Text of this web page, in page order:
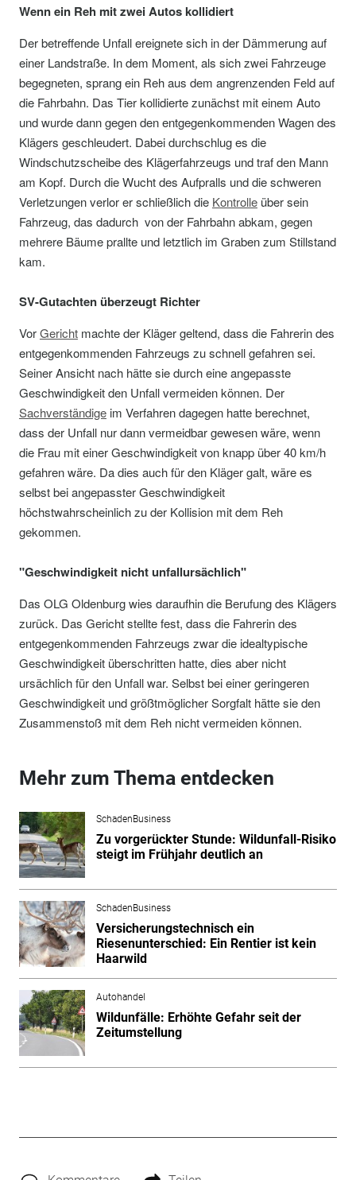
Wenn ein Reh mit zwei Autos kollidiert
Der betreffende Unfall ereignete sich in der Dämmerung auf
einer Landstraße. In dem Moment, als sich zwei Fahrzeuge
begegneten, sprang ein Reh aus dem angrenzenden Feld auf
die Fahrbahn. Das Tier kollidierte zunächst mit einem Auto
und wurde dann gegen den entgegenkommenden Wagen des
Klägers geschleudert. Dabei durchschlug es die
Windschutzscheibe des Klägerfahrzeugs und traf den Mann
am Kopf. Durch die Wucht des Aufpralls und die schweren
Verletzungen verlor er schließlich die Kontrolleüber sein
Fahrzeug, das dadurch von der Fahrbahn abkam, gegen
mehrere Bäume prallte und letztlich im Graben zum Stillstand
kam.
SV-Gutachten überzeugt Richter
VorGerichtmachte der Kläger geltend, dass die Fahrerin des
entgegenkommenden Fahrzeugs zu schnell gefahren sei.
Seiner Ansicht nach hätte sie durch eine angepasste
Geschwindigkeit den Unfall vermeiden können. Der
Sachverständigeim Verfahren dagegen hatte berechnet,
dass der Unfall nur dann vermeidbar gewesen wäre, wenn
die Frau mit einer Geschwindigkeit von knapp über 40 km/h
gefahren wäre. Da dies auch für den Kläger galt, wäre es
selbst bei angepasster Geschwindigkeit
höchstwahrscheinlich zu der Kollision mit dem Reh
gekommen.
"Geschwindigkeit nicht unfallursächlich"
Das OLG Oldenburg wies daraufhin die Berufung des Klägers
zurück. Das Gericht stellte fest, dass die Fahrerin des
entgegenkommenden Fahrzeugs zwar die idealtypische
Geschwindigkeit überschritten hatte, dies aber nicht
ursächlich für den Unfall war. Selbst bei einer geringeren
Geschwindigkeit und größtmöglicher Sorgfalt hätte sie den
Zusammenstoß mit dem Reh nicht vermeiden können.
Mehr zum Thema entdecken
SchadenBusiness
Zu vorgerückter Stunde: Wildunfall-Risiko
steigt im Frühjahr deutlich an
SchadenBusiness
Versicherungstechnisch ein
Riesenunterschied: Ein Rentier ist kein
Haarwild
Autohandel
Wildunfälle: Erhöhte Gefahr seit der
Zeitumstellung